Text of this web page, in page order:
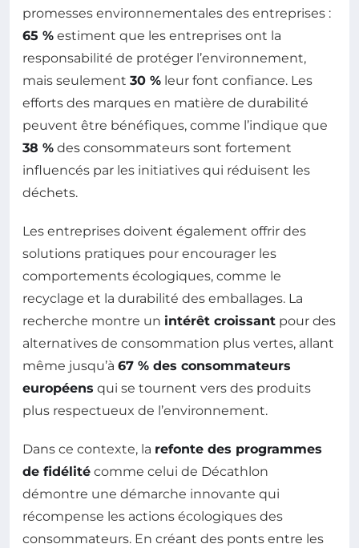
promesses environnementales des entreprises :
65 % estiment que les entreprises ont la
responsabilité de protéger l’environnement,
mais seulement 30 % leur font confiance. Les
efforts des marques en matière de durabilité
peuvent être bénéfiques, comme l’indique que
38 % des consommateurs sont fortement
influencés par les initiatives qui réduisent les
déchets.
Les entreprises doivent également offrir des
solutions pratiques pour encourager les
comportements écologiques, comme le
recyclage et la durabilité des emballages. La
recherche montre un intérêt croissant pour des
alternatives de consommation plus vertes, allant
même jusqu’à 67 % des consommateurs
européens qui se tournent vers des produits
plus respectueux de l’environnement.
Dans ce contexte, la refonte des programmes
de fidélité comme celui de Décathlon
démontre une démarche innovante qui
récompense les actions écologiques des
consommateurs. En créant des ponts entre les